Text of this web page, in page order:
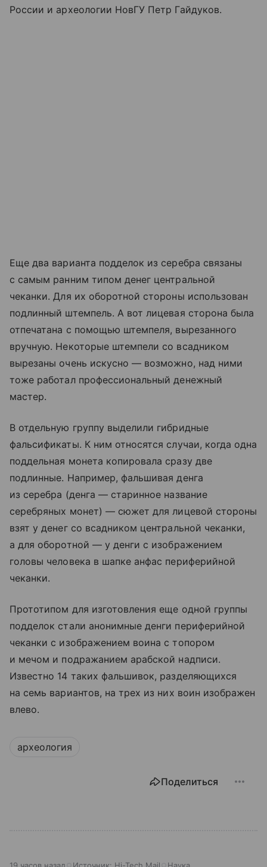
России и археологии НовГУ Петр Гайдуков.
Еще два варианта подделок из серебра связаны
с самым ранним типом денег центральной
чеканки. Для их оборотной стороны использован
подлинный штемпель. А вот лицевая сторона была
отпечатана с помощью штемпеля, вырезанного
вручную. Некоторые штемпели со всадником
вырезаны очень искусно — возможно, над ними
тоже работал профессиональный денежный
мастер.
В отдельную группу выделили гибридные
фальсификаты. К ним относятся случаи, когда одна
поддельная монета копировала сразу две
подлинные. Например, фальшивая денга
из серебра (денга — старинное название
серебряных монет) — сюжет для лицевой стороны
взят у денег со всадником центральной чеканки,
а для оборотной — у денги с изображением
головы человека в шапке анфас периферийной
чеканки.
Прототипом для изготовления еще одной группы
подделок стали анонимные денги периферийной
чеканки с изображением воина с топором
и мечом и подражанием арабской надписи.
Известно 14 таких фальшивок, разделяющихся
на семь вариантов, на трех из них воин изображен
влево.
археология
Поделиться